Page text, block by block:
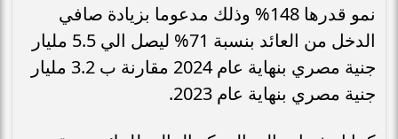
نمو قدرها 148% وذلك مدعوما بزيادة صافي
الدخل من العائد بنسبة 71% ليصل الي 5.5 مليار
جنية مصري بنهاية عام 2024 مقارنة ب 3.2 مليار
جنية مصري بنهاية عام 2023.